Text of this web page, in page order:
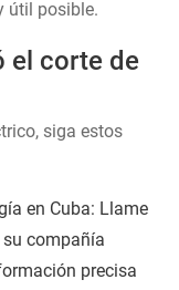
útil posible.
el corte de
siga estos
en Cuba: Llame
compañía
precisa